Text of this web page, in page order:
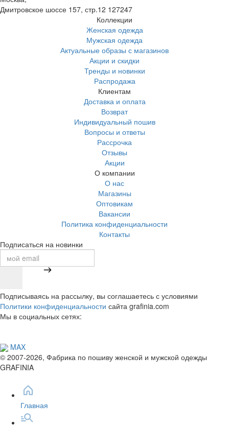
Дмитровское шоссе 157, стр.12 127247
Коллекции
Женская одежда
Мужская одежда
Актуальные образы с магазинов
Акции и скидки
Тренды и новинки
Распродажа
Клиентам
Доставка и оплата
Возврат
Индивидуальный пошив
Вопросы и ответы
Рассрочка
Отзывы
Акции
О компании
О нас
Магазины
Оптовикам
Вакансии
Политика конфиденциальности
Контакты
Подписаться на новинки
Подписываясь на рассылку, вы соглашаетесь с условиями
Политики конфиденциальности сайта grafinia.com
Мы в социальных сетях:
MAX
© 2007-2026, Фабрика по пошиву женской и мужской одежды
GRAFINIA
Главная